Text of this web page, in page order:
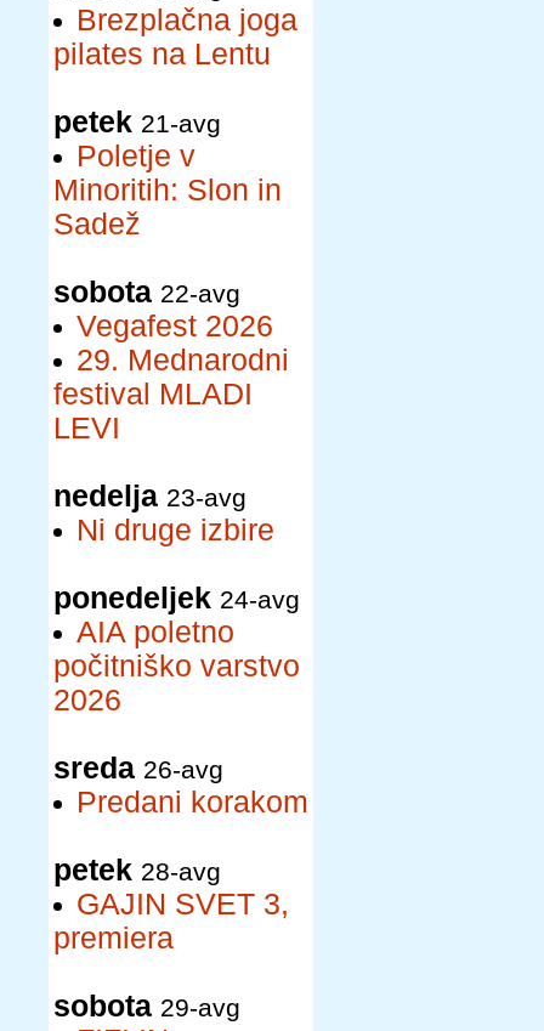
Brezplačna joga
pilates na Lentu
petek 21-avg
Poletje v
Minoritih: Slon in
Sadež
sobota 22-avg
Vegafest 2026
29. Mednarodni
festival MLADI
LEVI
nedelja 23-avg
Ni druge izbire
ponedeljek 24-avg
AIA poletno
počitniško varstvo
2026
sreda 26-avg
Predani korakom
petek 28-avg
GAJIN SVET 3,
premiera
sobota 29-avg